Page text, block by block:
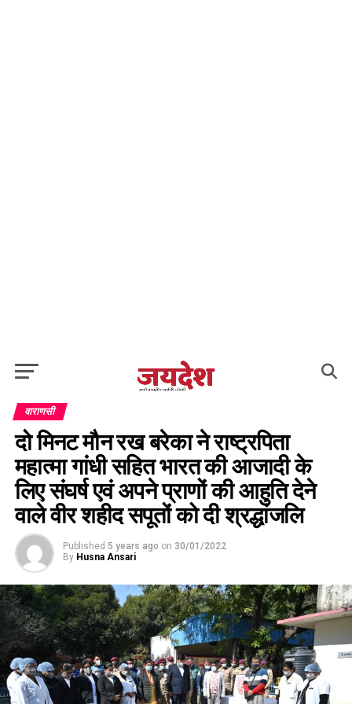
वाराणसी
दो मिनट मौन रख बरेका ने राष्ट्रपिता
महात्मा गांधी सहित भारत की आजादी के
लिए संघर्ष एवं अपने प्राणों की आहुति देने
वाले वीर शहीद सपूतों को दी श्रद्धांजलि
Published 5 years ago on 30/01/2022
By Husna Ansari